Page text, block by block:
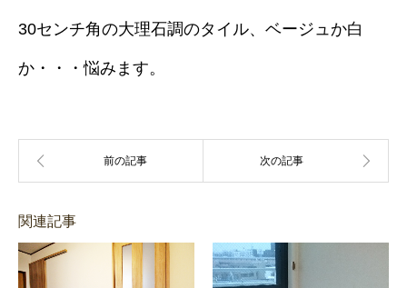
30センチ角の大理石調のタイル、ベージュか白
か・・・悩みます。
関連記事